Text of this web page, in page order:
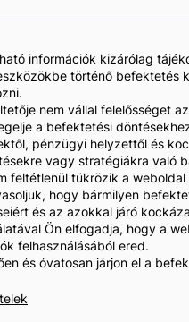
információk kizárólag
történő befektetés
nem vállal felelősséget
a befektetési
pénzügyi helyzettől és
vagy stratégiákra való
feltétlenül tükrözik a
hogy bármilyen
és az azokkal járó
Ön elfogadja, hogy a
felhasználásából ered.
és óvatosan járjon el a